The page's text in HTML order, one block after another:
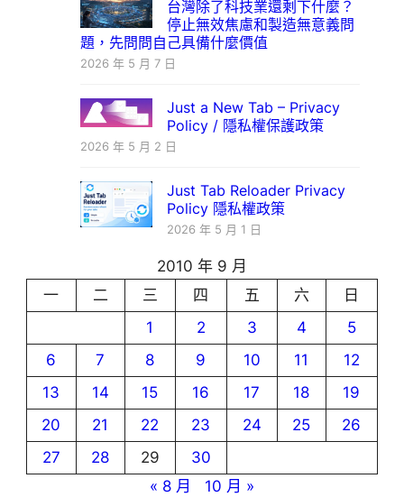
台灣除了科技業還剩下什麼？
停止無效焦慮和製造無意義問
題，先問問自己具備什麼價值
2026 年 5 月 7 日
Just a New Tab – Privacy
Policy / 隱私權保護政策
2026 年 5 月 2 日
Just Tab Reloader Privacy
Policy 隱私權政策
2026 年 5 月 1 日
2010 年 9 月
一
二 三 四 五 六
日
1
2 3 4
5
6
7 8 9 10 11
12
13
14 15 16 17 18
19
20
21 22 23 24 25
26
27
28 29
30
« 8 月
10 月 »